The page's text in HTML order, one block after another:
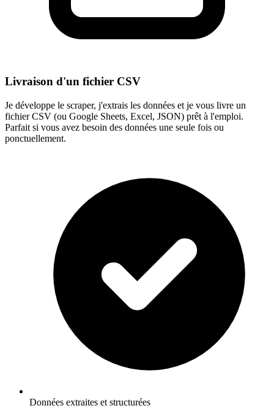
Livraison d'un fichier CSV
Je développe le scraper, j'extrais les données et je vous livre un
fichier CSV (ou Google Sheets, Excel, JSON) prêt à l'emploi.
Parfait si vous avez besoin des données une seule fois ou
ponctuellement.
Données extraites et structurées